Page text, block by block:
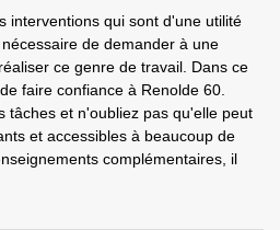
interventions qui sont d'une utilité
de demander à une
ce genre de travail. Dans ce
faire confiance à Renolde 60.
tâches et n'oubliez pas qu'elle peut
et accessibles à beaucoup de
complémentaires, il